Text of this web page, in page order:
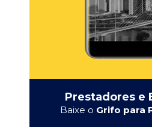
Prestadores e
Baixe o Grifo para